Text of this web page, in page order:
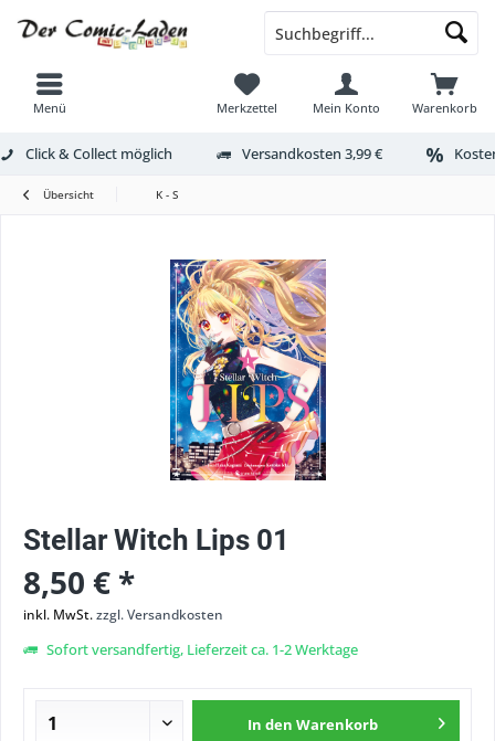
Menü Warenkorb
Merkzettel Mein Konto
Click & Collect möglich Versandkosten 3,99 €
Übersicht K - S
Stellar Witch Lips 01
8,50 € *
inkl. MwSt.zzgl. Versandkosten
Sofort versandfertig, Lieferzeit ca. 1-2 Werktage
In den Warenkorb